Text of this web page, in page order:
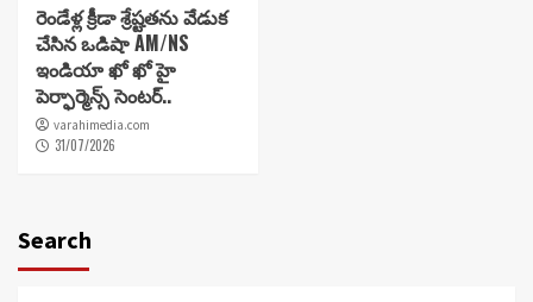
రెండేళ్ల క్రీడా శ్రేష్టతను వేడుక
చేసిన ఒడిషా AM/NS
ఇండియా ఖో ఖో హై
పెర్ఫార్మెన్స్ సెంటర్..
varahimedia.com
31/07/2026
Search